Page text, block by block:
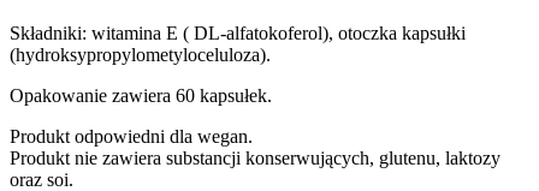
Składniki: witamina E ( DL-alfatokoferol), otoczka kapsułki
(hydroksypropylometyloceluloza).
Opakowanie zawiera 60 kapsułek.
Produkt odpowiedni dla wegan.
Produkt nie zawiera substancji konserwujących, glutenu, laktozy
oraz soi.